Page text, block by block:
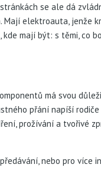
se ale dá
elektroauta, jenže
mají být: s těmi, co
má svou
přání napíší
prožívání a tvořivé
nebo pro více